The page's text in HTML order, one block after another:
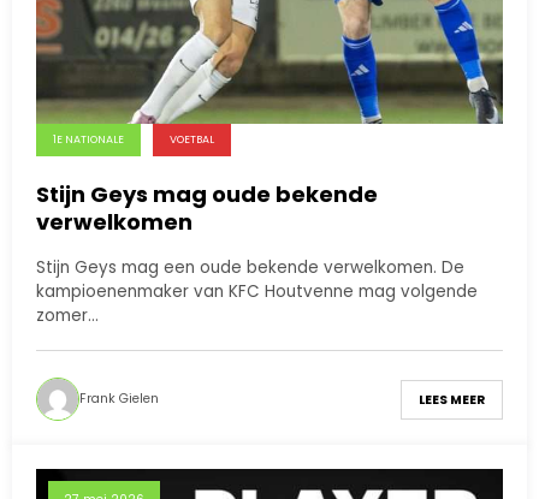
1E NATIONALE VOETBAL
Stijn Geys mag oude bekende
verwelkomen
Stijn Geys mag een oude bekende verwelkomen. De
kampioenenmaker van KFC Houtvenne mag volgende
zomer…
Frank Gielen LEES MEER